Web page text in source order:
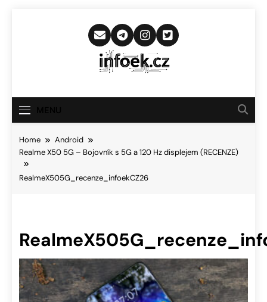
Infoek.cz
Novinkám
Home
Android
Realme X50 5G – Bojovník s 5G a 120 Hz displejem (RECENZE)
RealmeX505G_recenze_infoekCZ26